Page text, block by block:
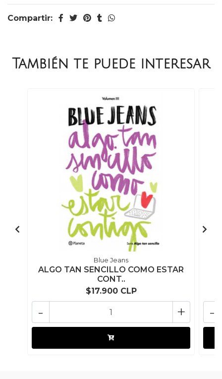
Compartir:
También te puede interesar
Blue Jeans
ALGO TAN SENCILLO COMO ESTAR
CONT..
$17.900 CLP
- + -